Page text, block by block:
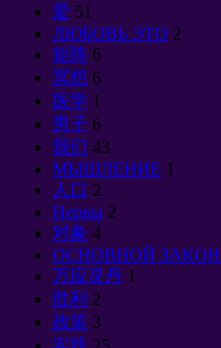
爱 51
ЛЮБОВЬ ЭТО 2
矩阵 6
冥想 6
医学 1
男子 6
我们 43
МЫШЛЕНИЕ 1
人口 2
Нервы 2
对象 4
ОСНОВНОЙ ЗАКОН
万应灵丹 1
胜利 2
政策 3